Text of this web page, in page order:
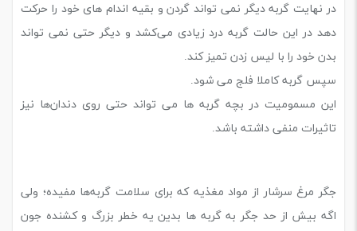
در نهایت گربه دیگر نمی تواند گردن و بقیه اندام های خود را حرکت
دهد در این حالت گربه درد زیادی می‌کشد و دیگر حتی نمی تواند
بدن خود را با لیس زدن تمیز کند.
سپس گربه کاملا فلج می ‌شود.
این مسمومیت در بچه گربه ها می تواند حتی روی دندان‌ها نیز
تاثیرات منفی داشته باشد.
جگر مرغ سرشار از مواد مغذیه که برای سلامت گربه‌ها مفیده؛ ولی
اگه بیش از حد جگر به گربه ها بدین یه خطر بزرگ و کشنده جون